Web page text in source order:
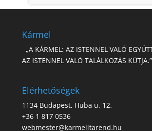
Kármel
„A KÁRMEL: AZ ISTENNEL VALÓ
AZ ISTENNEL VALÓ TALÁLKOZÁS KÚTJA.”
Elérhetőségek
1134 Budapest, Huba u. 12.
+36 1 817 0536
webmester@karmelitarend.hu